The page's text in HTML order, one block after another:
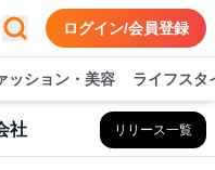
ログイン/会員登録
ッション・美容 ライフスタ
社 リリース一覧